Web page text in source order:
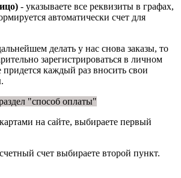
- указываете все реквизиты в графах,
автоматически счет для
делать у нас снова заказы, то
зарегистрироваться в личном
придется каждый раз вносить свои
"способ оплаты"
на сайте, выбираете первый
счет выбираете второй пункт.